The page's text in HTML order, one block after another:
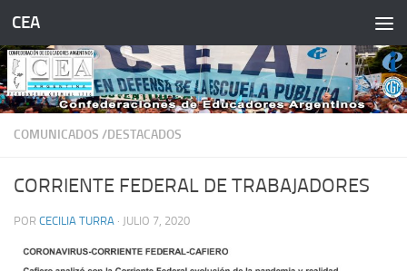
Saltar al contenido
CEA
COMUNICADOS /DESTACADOS
CORRIENTE FEDERAL DE TRABAJADORES
POR CECILIA TURRA · JULIO 7, 2020